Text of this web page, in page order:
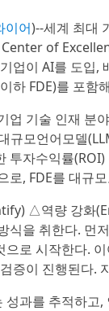
이어)--세계 최대
of
업이 AI를 도입
하 FDE)를 포함
업 기술 인재 분
규모언어모델
투자수익률
로, FDE를 대규
△역량 강화
식을 취한다. 먼
으로 시작한다.
증이 진행된다.
성과를 추적하고